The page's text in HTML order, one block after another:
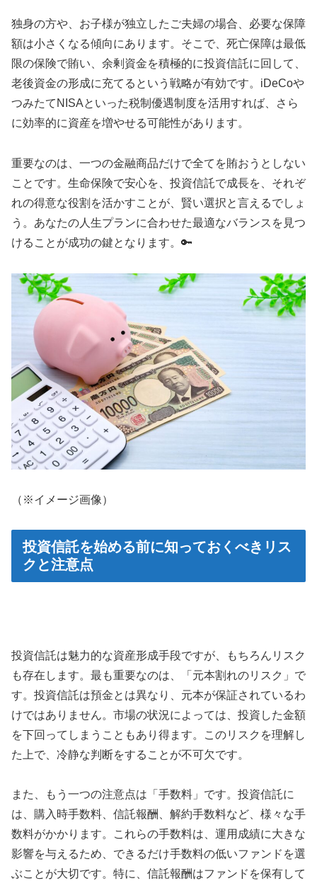
独身の方や、お子様が独立したご夫婦の場合、必要な保障
額は小さくなる傾向にあります。そこで、死亡保障は最低
限の保険で賄い、余剰資金を積極的に投資信託に回して、
老後資金の形成に充てるという戦略が有効です。iDeCoや
つみたてNISAといった税制優遇制度を活用すれば、さら
に効率的に資産を増やせる可能性があります。
重要なのは、一つの金融商品だけで全てを賄おうとしない
ことです。生命保険で安心を、投資信託で成長を、それぞ
れの得意な役割を活かすことが、賢い選択と言えるでしょ
う。あなたの人生プランに合わせた最適なバランスを見つ
けることが成功の鍵となります。🔑
（※イメージ画像）
投資信託を始める前に知っておくべきリス
クと注意点
投資信託は魅力的な資産形成手段ですが、もちろんリスク
も存在します。最も重要なのは、「元本割れのリスク」で
す。投資信託は預金とは異なり、元本が保証されているわ
けではありません。市場の状況によっては、投資した金額
を下回ってしまうこともあり得ます。このリスクを理解し
た上で、冷静な判断をすることが不可欠です。
また、もう一つの注意点は「手数料」です。投資信託に
は、購入時手数料、信託報酬、解約手数料など、様々な手
数料がかかります。これらの手数料は、運用成績に大きな
影響を与えるため、できるだけ手数料の低いファンドを選
ぶことが大切です。特に、信託報酬はファンドを保有して